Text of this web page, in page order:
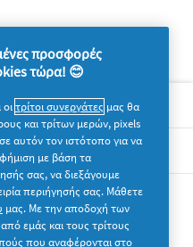
προσφορές
τώρα! 😊
τρίτοι συνεργάτες μας θα
και τρίτων μερών, pixels
αυτόν τον ιστότοπο για να
με βάση τα
σας, να διεξάγουμε
περιήγησής σας. Μάθετε
μας. Με την αποδοχή των
εμάς και τους τρίτους
που αναφέρονται στο